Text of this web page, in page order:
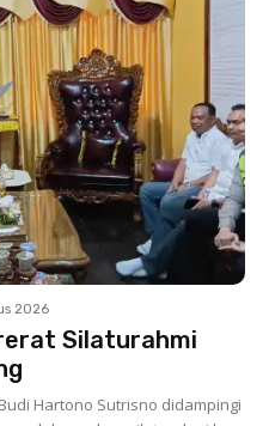
2026
Silaturahmi
Hartono Sutrisno didampingi